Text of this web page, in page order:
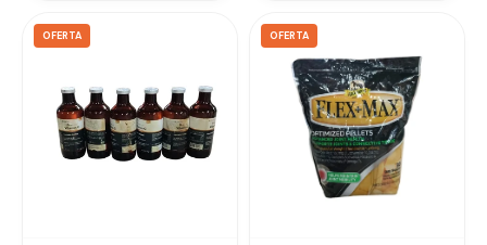
OFERTA OFERTA